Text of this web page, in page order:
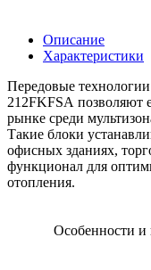
Описание
Характеристики
Передовые
212FKFSA позволяют
рынке среди
Такие блоки
офисных зданиях,
функционал для
отопления.
Особенности и